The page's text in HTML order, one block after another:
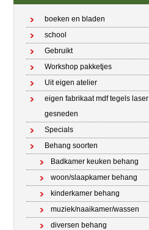
boeken en bladen
school
Gebruikt
Workshop pakketjes
Uit eigen atelier
eigen fabrikaat mdf tegels laser
gesneden
Specials
Behang soorten
Badkamer keuken behang
woon/slaapkamer behang
kinderkamer behang
muziek/naaikamer/wassen
diversen behang